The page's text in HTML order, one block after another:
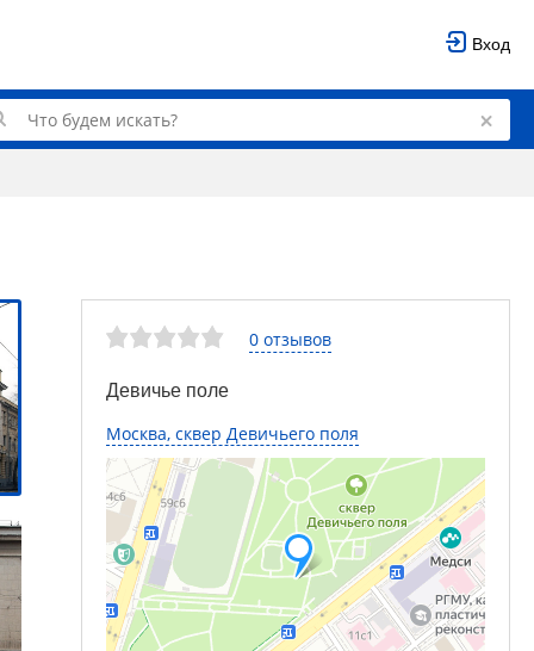
Вход
0 отзывов
Девичье поле
Москва, сквер Девичьего поля